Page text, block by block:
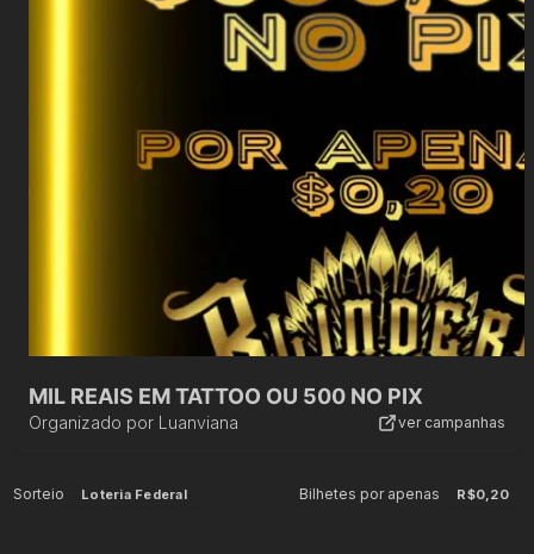
MIL REAIS EM TATTOO OU 500 NO PIX
Organizado por Luanviana ver campanhas
Sorteio Loteria Federal Bilhetes por apenas R$0,20